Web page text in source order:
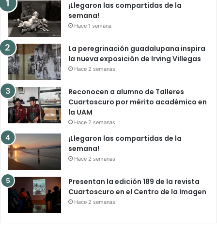
¡Llegaron las compartidas de la
semana!
Hace 1 semana
La peregrinación guadalupana inspira
la nueva exposición de Irving Villegas
Hace 2 semanas
Reconocen a alumno de Talleres
Cuartoscuro por mérito académico en
la UAM
Hace 2 semanas
¡Llegaron las compartidas de la
semana!
Hace 2 semanas
Presentan la edición 189 de la revista
Cuartoscuro en el Centro de la Imagen
Hace 2 semanas